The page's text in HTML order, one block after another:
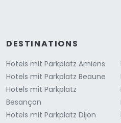
DESTINATIONS
Hotels mit Parkplatz Amiens
Hotels mit Parkplatz Beaune
Hotels mit Parkplatz
Besançon
Hotels mit Parkplatz Dijon